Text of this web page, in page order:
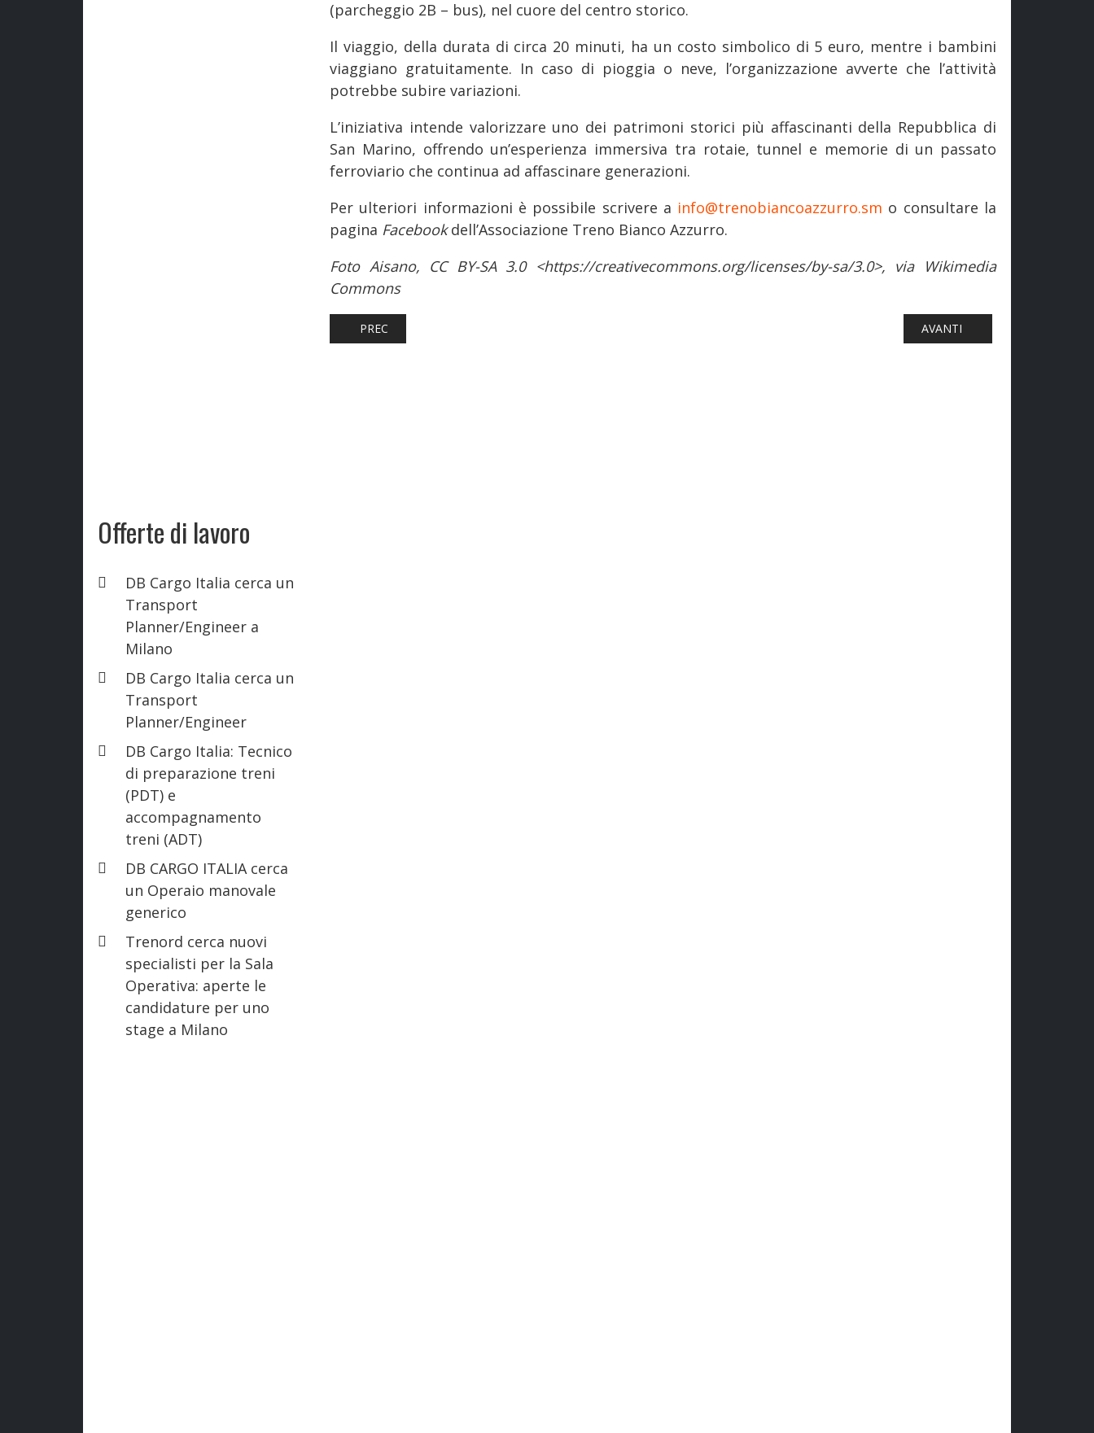
Offerte di lavoro
DB Cargo Italia cerca un
Transport
Planner/Engineer a
Milano
DB Cargo Italia cerca un
Transport
Planner/Engineer
DB Cargo Italia: Tecnico
di preparazione treni
(PDT) e
accompagnamento
treni (ADT)
DB CARGO ITALIA cerca
un Operaio manovale
generico
Trenord cerca nuovi
specialisti per la Sala
Operativa: aperte le
candidature per uno
stage a Milano
(parcheggio 2B – bus), nel cuore del centro storico.
Il viaggio, della durata di circa 20 minuti, ha un costo simbolico di 5 euro, mentre i bambini
viaggiano gratuitamente. In caso di pioggia o neve, l’organizzazione avverte che l’attività
potrebbe subire variazioni.
L’iniziativa intende valorizzare uno dei patrimoni storici più affascinanti della Repubblica di
San Marino, offrendo un’esperienza immersiva tra rotaie, tunnel e memorie di un passato
ferroviario che continua ad affascinare generazioni.
Per ulteriori informazioni è possibile scrivere a info@trenobiancoazzurro.sm o consultare la
pagina Facebookdell’Associazione Treno Bianco Azzurro.
Foto Aisano, CC BY-SA 3.0 <https://creativecommons.org/licenses/by-sa/3.0>, via Wikimedia
Commons
ARTICOLO PRECEDENTE: FERROVIE: PROROGATA LA MOSTRA "LE FERROVIE D’ITALIA (1861-2025). DALL’UNITÀ NAZIONALE ALLE SFIDE
PREC ARTICOLO SUCCESSIVO:
AVANTI